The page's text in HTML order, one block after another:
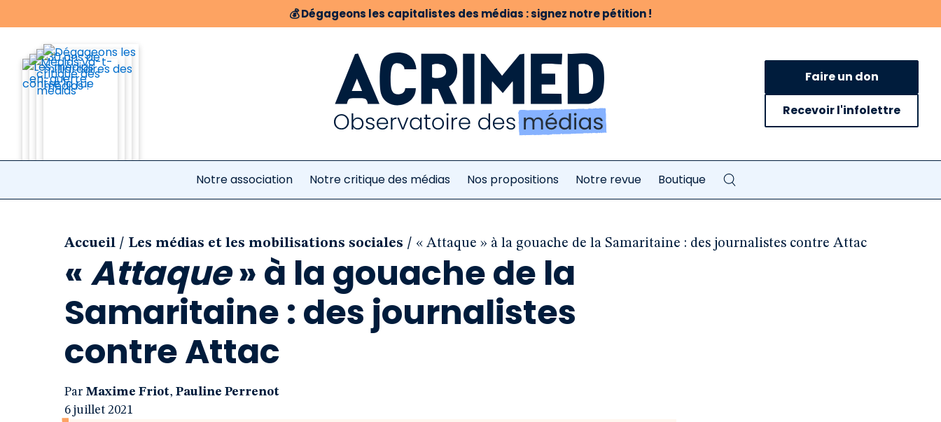
💰Dégageons les capitalistes des médias : signez notre pétition !
Faire un don
Recevoir l'infolettre
Notre association Notre critique des médias Nos propositions Notre revue Boutique
Accueil / Les médias et les mobilisations sociales / « Attaque » à la gouache de la Samaritaine : des journalistes contre Attac
«Attaque» à la gouache de la
Samaritaine : des journalistes
contre Attac
Par Maxime Friot, Pauline Perrenot
6 juillet 2021